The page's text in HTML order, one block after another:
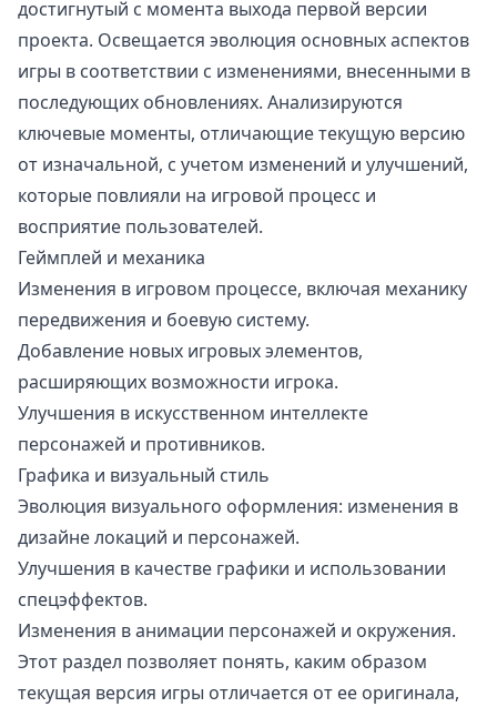
достигнутый с момента выхода первой версии
проекта. Освещается эволюция основных аспектов
игры в соответствии с изменениями, внесенными в
последующих обновлениях. Анализируются
ключевые моменты, отличающие текущую версию
от изначальной, с учетом изменений и улучшений,
которые повлияли на игровой процесс и
восприятие пользователей.
Геймплей и механика
Изменения в игровом процессе, включая механику
передвижения и боевую систему.
Добавление новых игровых элементов,
расширяющих возможности игрока.
Улучшения в искусственном интеллекте
персонажей и противников.
Графика и визуальный стиль
Эволюция визуального оформления: изменения в
дизайне локаций и персонажей.
Улучшения в качестве графики и использовании
спецэффектов.
Изменения в анимации персонажей и окружения.
Этот раздел позволяет понять, каким образом
текущая версия игры отличается от ее оригинала,